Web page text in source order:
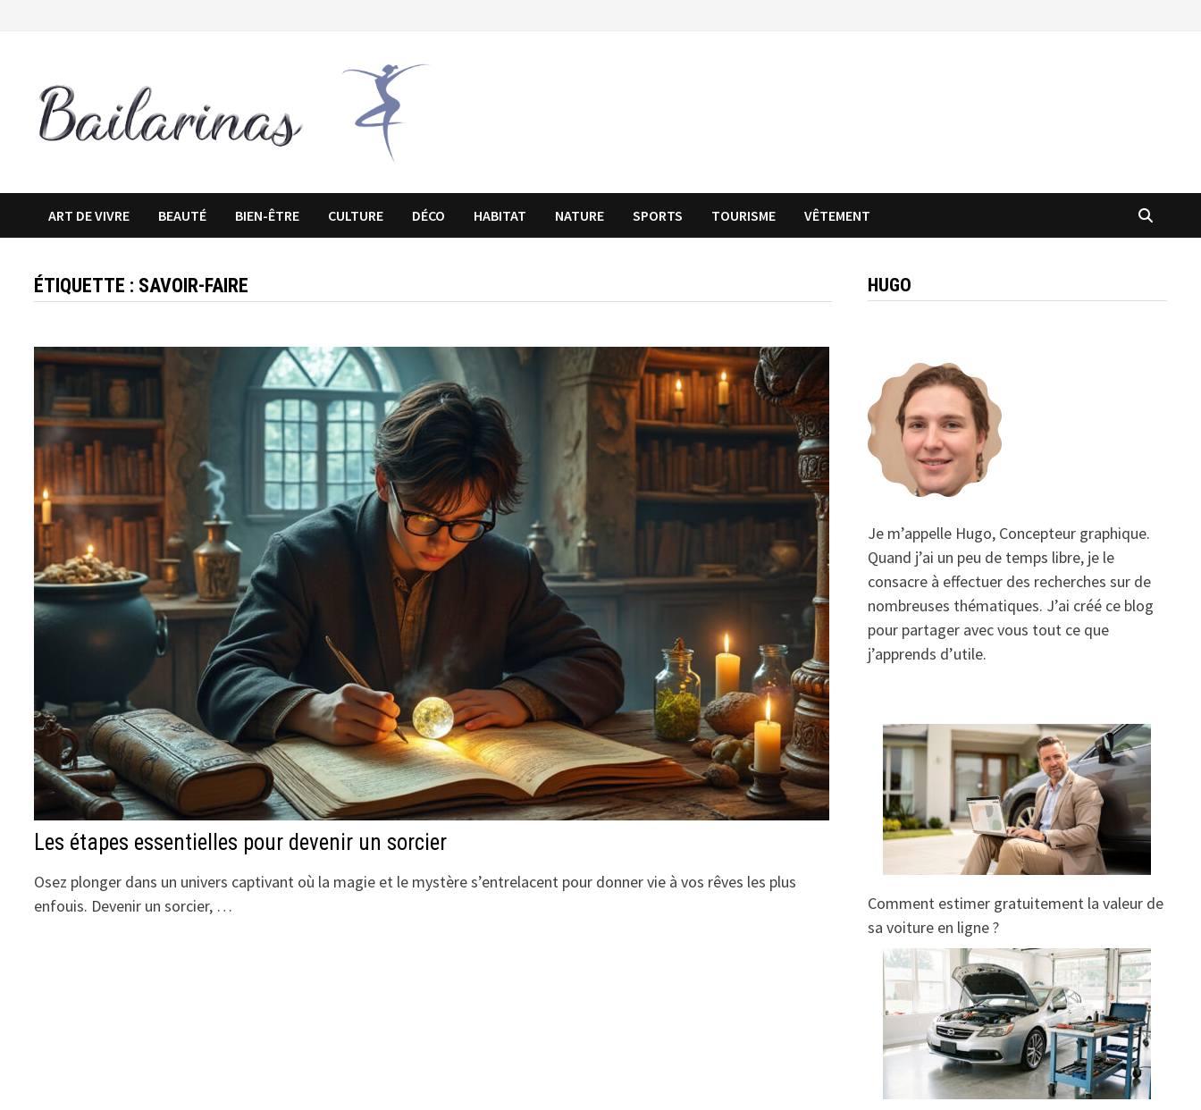
ART DE VIVRE BEAUTÉ BIEN-ÊTRE CULTURE DÉCO HABITAT NATURE SPORTS TOURISME VÊTEMENT
ÉTIQUETTE : SAVOIR-FAIRE
Les étapes essentielles pour devenir un sorcier
Osez plonger dans un univers captivant où la magie et le mystère s’entrelacent pour donner vie à vos rêves les plus
enfouis. Devenir un sorcier, …
HUGO
Je m’appelle Hugo, Concepteur graphique.
Quand j’ai un peu de temps libre, je le
consacre à effectuer des recherches sur de
nombreuses thématiques. J’ai créé ce blog
pour partager avec vous tout ce que
j’apprends d’utile.
Comment estimer gratuitement la valeur de
sa voiture en ligne ?